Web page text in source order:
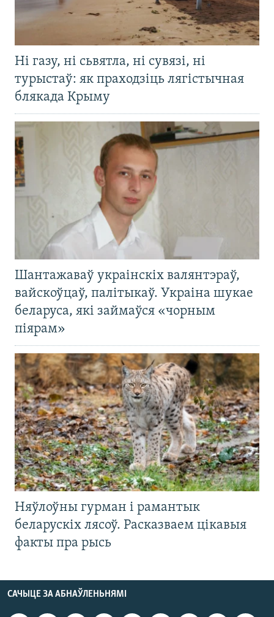
Ні газу, ні сьвятла, ні сувязі, ні
турыстаў: як праходзіць лягістычная
блякада Крыму
Шантажаваў украінскіх валянтэраў,
вайскоўцаў, палітыкаў. Украіна шукае
беларуса, які займаўся «чорным
піярам»
Няўлоўны гурман і рамантык
беларускіх лясоў. Расказваем цікавыя
факты пра рысь
САЧЫЦЕ ЗА АБНАЎЛЕНЬНЯМІ